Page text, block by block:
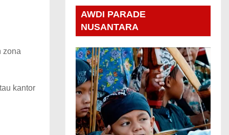
zona
kantor
AWDI PARADE
NUSANTARA